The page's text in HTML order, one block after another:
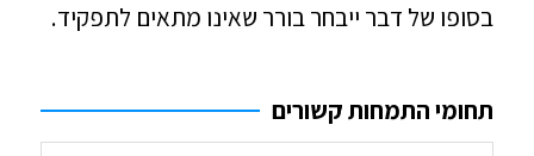
בסופו של דבר ייבחר בורר שאינו מתאים לתפקיד.
תחומי התמחות קשורים